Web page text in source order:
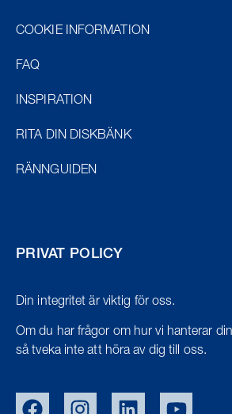
COOKIE INFORMATION
FAQ
INSPIRATION
RITA DIN DISKBÄNK
RÄNNGUIDEN
PRIVAT POLICY
Din integritet är viktig för oss.
Om du har frågor om hur vi hanterar
så tveka inte att höra av dig till oss.